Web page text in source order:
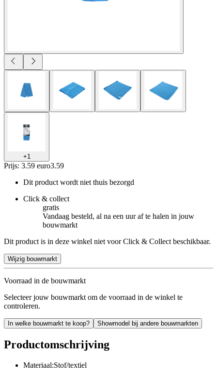
+1
Prijs: 3.59 euro3.59
Dit product wordt niet thuis bezorgd
Click & collect
gratis
Vandaag besteld, al na een uur af te halen in jouw
bouwmarkt
Dit product is in deze winkel niet voor Click & Collect beschikbaar.
Wijzig bouwmarkt
Voorraad in de bouwmarkt
Selecteer jouw bouwmarkt om de voorraad in de winkel te
controleren.
In welke bouwmarkt te koop? Showmodel bij andere bouwmarkten
Productomschrijving
Materiaal:Stof/textiel